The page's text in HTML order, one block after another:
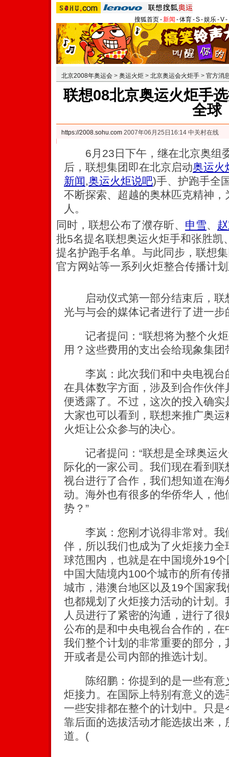
搜狐首页-新闻 -体育-S-娱乐-V-
北京2008年奥运会 > 奥运火炬 > 北京奥运会火炬手 > 官方消
联想08北京奥运火炬手
全球
https://2008.sohu.com 2007年06月25日16:14 中关村在线
6月23日下午，继在北京奥组
后，联想集团即在北京启动奥运火
新闻,奥运火炬说吧)手、护跑手全
不断探索、超越的奥林匹克精神
人。
同时，联想公布了濮存昕、 申雪、
批5名提名联想奥运火炬手和张胜凯
提名护跑手名单。与此同步，联想
官方网站等一系列火炬整合传播计
启动仪式第一部分结束后，联
光与与会的媒体记者进行了进一步
记者提问：“联想将为整个火炬
用？这些费用的支出会给现象集团
李岚：此次我们和中央电视台
在具体数字方面，涉及到合作伙
便透露了。不过，这次的投入确
大家也可以看到，联想来推广奥
火炬让公众参与的决心。
记者提问：“联想是全球奥运火
际化的一家公司。我们现在看到
视台进行了合作，我们想知道在
动。海外也有很多的华侨华人，
势？”
李岚：您刚才说得非常对。我
伴，所以我们也成为了火炬接力
球范围内，也就是在中国境外19
中国大陆境内100个城市的所有传
城市，港澳台地区以及19个国家
也都规划了火炬接力活动的计划
人员进行了紧密的沟通，进行了
公布的是和中央电视台合作的，
我们整个计划的非常重要的部分
开或者是公司内部的推选计划。
陈绍鹏：你提到的是一些有意
炬接力。在国际上特别有意义的
一些安排都在整个的计划中。只
靠后面的选拔活动才能选拔出来
道。(